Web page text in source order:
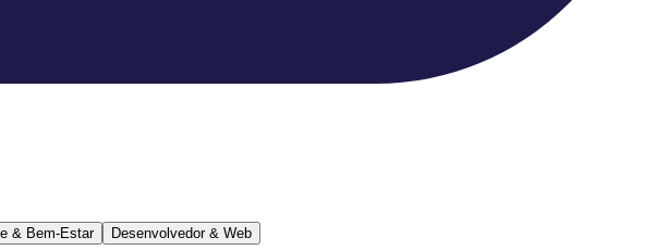
& Bem-Estar Desenvolvedor & Web